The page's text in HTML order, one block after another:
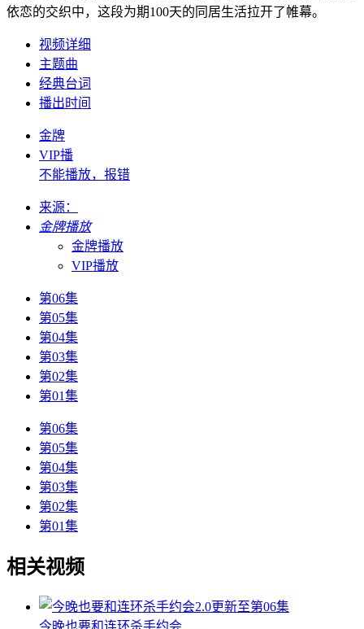
依恋的交织中，这段为期100天的同居生活拉开了帷幕。
视频详细
主题曲
经典台词
播出时间
金牌
VIP播
不能播放，报错
来源：
金牌播放
金牌播放
VIP播放
第06集
第05集
第04集
第03集
第02集
第01集
第06集
第05集
第04集
第03集
第02集
第01集
相关视频
2.0更新至第06集
今晚也要和连环杀手约会